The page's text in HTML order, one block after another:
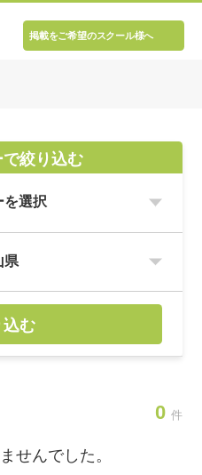
掲載をご希望のスクール様へ
絞り込む
込む
0 件
せんでした。